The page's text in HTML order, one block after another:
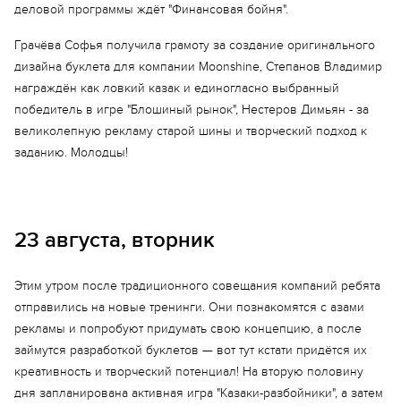
деловой программы ждёт "Финансовая бойня".
Грачёва Софья получила грамоту за создание оригинального
дизайна буклета для компании Moonshine, Степанов Владимир
награждён как ловкий казак и единогласно выбранный
победитель в игре "Блошиный рынок", Нестеров Димьян - за
великолепную рекламу старой шины и творческий подход к
заданию. Молодцы!
23 августа, вторник
Этим утром после традиционного совещания компаний ребята
отправились на новые тренинги. Они познакомятся с азами
рекламы и попробуют придумать свою концепцию, а после
займутся разработкой буклетов — вот тут кстати придётся их
креативность и творческий потенциал! На вторую половину
дня запланирована активная игра "Казаки-разбойники", а затем